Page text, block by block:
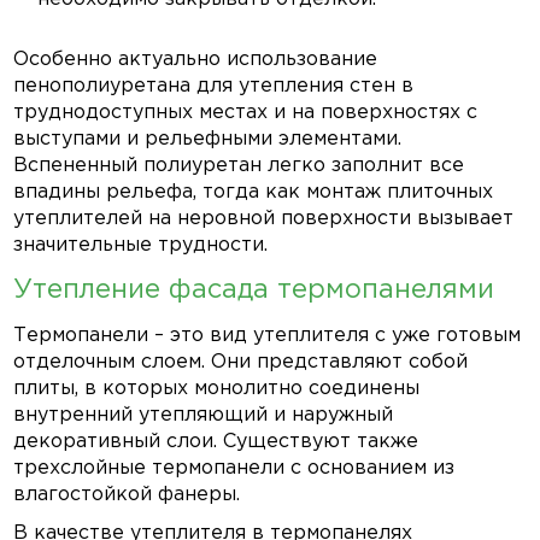
Особенно актуально использование
пенополиуретана для утепления стен в
труднодоступных местах и на поверхностях с
выступами и рельефными элементами.
Вспененный полиуретан легко заполнит все
впадины рельефа, тогда как монтаж плиточных
утеплителей на неровной поверхности вызывает
значительные трудности.
Утепление фасада термопанелями
Термопанели – это вид утеплителя с уже готовым
отделочным слоем. Они представляют собой
плиты, в которых монолитно соединены
внутренний утепляющий и наружный
декоративный слои. Существуют также
трехслойные термопанели с основанием из
влагостойкой фанеры.
В качестве утеплителя в термопанелях